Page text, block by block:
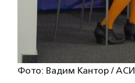
Фото: Вадим Кантор / АСИ